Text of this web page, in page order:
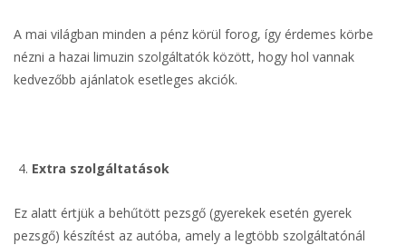
A mai világban minden a pénz körül forog, így érdemes körbe
nézni a hazai limuzin szolgáltatók között, hogy hol vannak
kedvezőbb ajánlatok esetleges akciók.
Extra szolgáltatások
Ez alatt értjük a behűtött pezsgő (gyerekek esetén gyerek
pezsgő) készítést az autóba, amely a legtöbb szolgáltatónál